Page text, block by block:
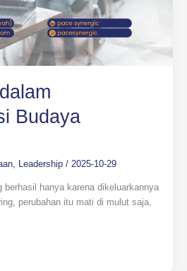
Budaya
, Leadership/ 2025-10-29
berhasil hanya karena dikeluarkannya
perubahan itu mati di mulut saja,